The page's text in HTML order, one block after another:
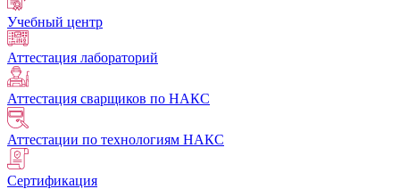
Учебный центр
Аттестация лабораторий
Аттестация сварщиков по НАКС
Аттестации по технологиям НАКС
Сертификация